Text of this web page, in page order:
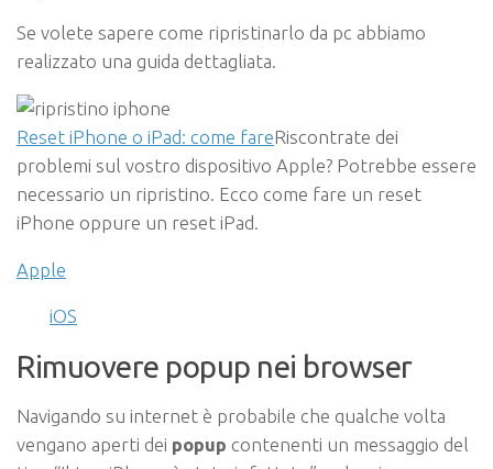
Se volete sapere come ripristinarlo da pc abbiamo
realizzato una guida dettagliata.
Reset iPhone o iPad: come fareRiscontrate dei
problemi sul vostro dispositivo Apple? Potrebbe essere
necessario un ripristino. Ecco come fare un reset
iPhone oppure un reset iPad.
Apple
iOS
Rimuovere popup nei browser
Navigando su internet è probabile che qualche volta
vengano aperti dei popup contenenti un messaggio del